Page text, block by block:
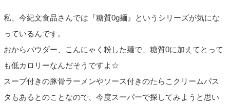
私、今紀文食品さんでは『糖質0g麺』というシリーズが気にな
っているんです。
おからパウダー、こんにゃく粉した麺で、糖質0に加えてとって
も低カロリーなんだそうですよ☆
スープ付きの豚骨ラーメンやソース付きのたらこクリームパス
タもあるとのことなので、今度スーパーで探してみようと思い